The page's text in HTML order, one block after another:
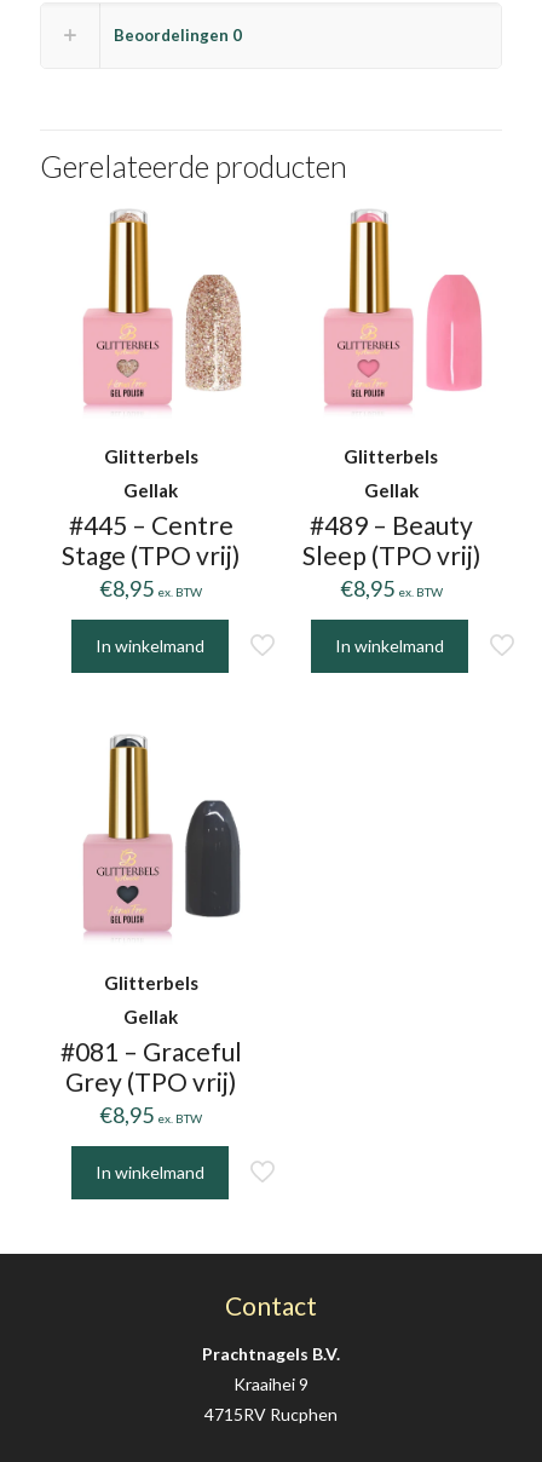
Beoordelingen 0
Gerelateerde producten
Glitterbels
Gellak
#445 – Centre
Stage (TPO vrij)
€8,95 ex. BTW
In winkelmand
Glitterbels
Gellak
#489 – Beauty
Sleep (TPO vrij)
€8,95 ex. BTW
In winkelmand
Glitterbels
Gellak
#081 – Graceful
Grey (TPO vrij)
€8,95 ex. BTW
In winkelmand
Contact
Prachtnagels B.V.
Kraaihei 9
4715RV Rucphen